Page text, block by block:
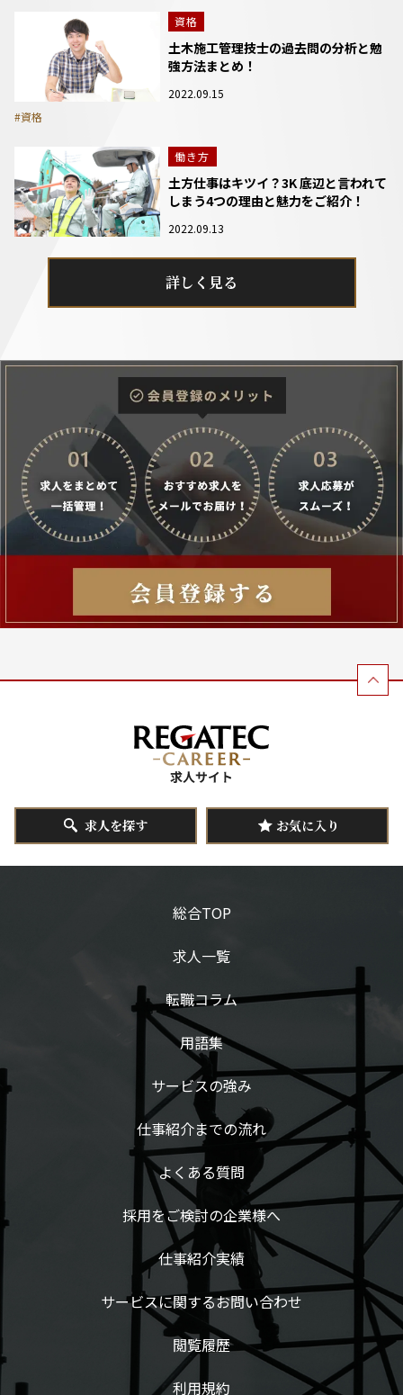
資格
土木施工管理技士の過去問の分析と勉
強方法まとめ！
2022.09.15
#資格
働き方
土方仕事はキツイ？3K 底辺と言われて
しまう4つの理由と魅力をご紹介！
2022.09.13
詳しく見る
求人を探す お気に入り
総合TOP
求人一覧
転職コラム
用語集
サービスの強み
仕事紹介までの流れ
よくある質問
採用をご検討の企業様へ
仕事紹介実績
サービスに関するお問い合わせ
閲覧履歴
利用規約